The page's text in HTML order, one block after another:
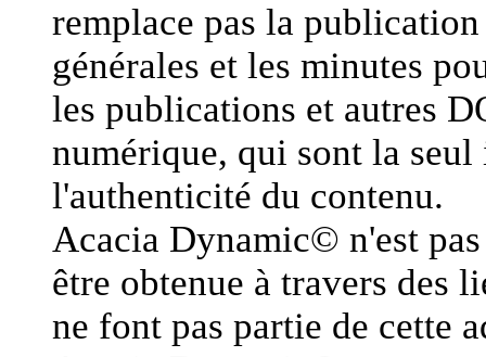
remplace pas la
générales et les minutes
les publications et autres
numérique, qui sont la
l'authenticité du contenu.
Acacia Dynamic© n'est
être obtenue à travers des
ne font pas partie de cette